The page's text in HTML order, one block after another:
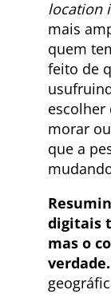
location
mais
quem
feito de
escolher
morar
que a
digitais
mas o
verdade.